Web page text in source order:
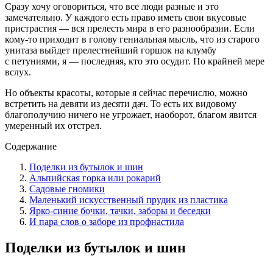
Сразу хочу оговориться, что все люди разные и это
замечательно. У каждого есть право иметь свои вкусовые
пристрастия — вся прелесть мира в его разнообразии. Если
кому-то приходит в голову гениальная мысль, что из старого
унитаза выйдет прелестнейший горшок на клумбу
с петуниями, я — последняя, кто это осудит. По крайней мере
вслух.
Но объекты красоты, которые я сейчас перечислю, можно
встретить на девяти из десяти дач. То есть их видовому
благополучию ничего не угрожает, наоборот, благом явится
умеренный их отстрел.
Содержание
Поделки из бутылок и шин
Альпийская горка или рокарий
Садовые гномики
Маленький искусственный прудик из пластика
Ярко-синие бочки, тачки, заборы и беседки
И пара слов о заборе из профнастила
Поделки из бутылок и шин